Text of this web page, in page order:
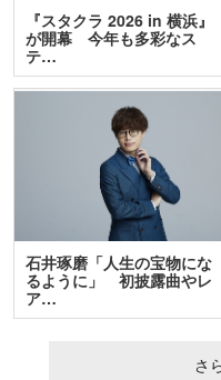
『スタクラ 2026 in 横浜』
が開幕 今年も多彩なス
テ…
石井琢磨「人生の宝物にな
るように」 初披露曲やレ
ア…
さ